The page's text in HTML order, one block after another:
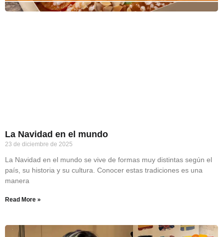
La Navidad en el mundo
23 de diciembre de 2025
La Navidad en el mundo se vive de formas muy distintas según el
país, su historia y su cultura. Conocer estas tradiciones es una
manera
Read More »